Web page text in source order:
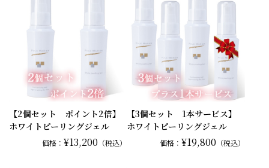
【2個セット ポイント2倍】
ホワイトピーリングジェル
価格： ¥13,200 （税込）
【3個セット 1本サービス】
ホワイトピーリングジェル
価格： ¥19,800 （税込）